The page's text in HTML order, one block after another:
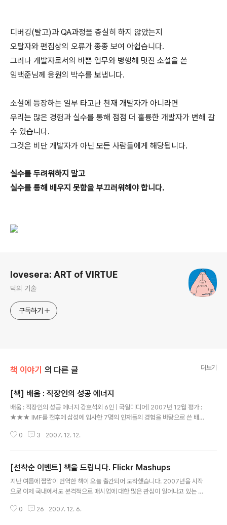
디버깅(탈고)과 QA과정을 충실히 하지 않았는지
오탈자와 편집상의 오류가 종종 보여 아쉽습니다.
그러나 개발자로서의 바쁜 업무와 병행해 멋진 소설을 쓴
임백준님께 응원의 박수를 보냅니다.
소설에 등장하는 일부 타고난 천재 개발자가 아니라면
우리는 많은 경험과 실수를 통해 점점 더 훌륭한 개발자가 변해 갈
수 있습니다.
그것은 비단 개발자가 아닌 모든 사람들에게 해당됩니다.
실수를 두려워하지 말고
실수를 통해 배우지 못함을 부끄러워해야 합니다.
lovesera: ART of VIRTUE
덕의 기술
구독하기
책 이야기 의 다른 글 더보기
[책] 배움 : 직장인의 성공 에너지
배움 : 직장인의 성공 에너지 강효석외 6인 | 국일미디어| 2007년 12월 평가 :
★★★ IMF를 전후에 삼성에 입사한 7명의 인재들의 경험을 바탕으로 쓴 배움
의 필수 요소 중 하나는 바로 '배움'입니다. 늘 새로운 기술, 트랜드 등을 관심을
을 통해서도 배울 것이 주위에 많이 있습니다. 현재의 직장에서 더 이상 배울 것
이 없다고 판단되면 그때가 정말 이직을 해야 할 시점입니다. 얼마 전 "삼성물산
한 신입사원의 사직서"라는 글이 이슈가 된 적이 있었습니다. 물론 삼성이라는
0 3 2007. 12. 12.
[선착순 이벤트] 책을 드립니다. Flickr Mashups
지난 여름에 짬짬이 번역한 책이 오늘 출간되어 도착했습니다. 2007년을 시작
으로 이제 국내에서도 본격적으로 매시업에 대한 많은 관심이 일어나고 있는 상
이 아니라 엉덩이로 하는 것이다 라는 말이 있는 것처럼 작업 중간에는 지겹기
0 26 2007. 12. 6.